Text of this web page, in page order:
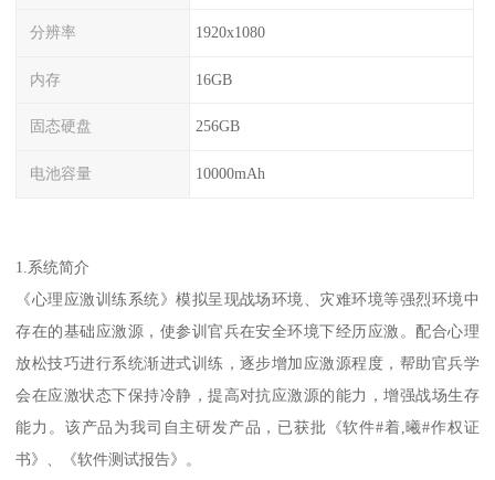
分辨率 1920x1080
内存 16GB
固态硬盘 256GB
电池容量 10000mAh
1.系统简介
《心理应激训练系统》模拟呈现战场环境、灾难环境等强烈环境中
存在的基础应激源，使参训官兵在安全环境下经历应激。配合心理
放松技巧进行系统渐进式训练，逐步增加应激源程度，帮助官兵学
会在应激状态下保持冷静，提高对抗应激源的能力，增强战场生存
能力。该产品为我司自主研发产品，已获批《软件#着,曦#作权证
书》、《软件测试报告》。